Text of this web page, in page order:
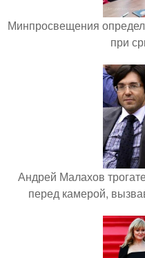
Минпросвещения
при
Андрей Малахов
перед камерой,